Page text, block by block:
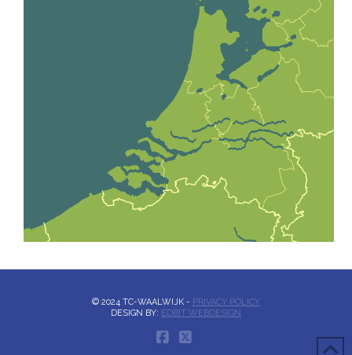
© 2024 TC-WAALWIJK - PRIVACY POLICY
DESIGN BY: EDBIT WEBDESIGN